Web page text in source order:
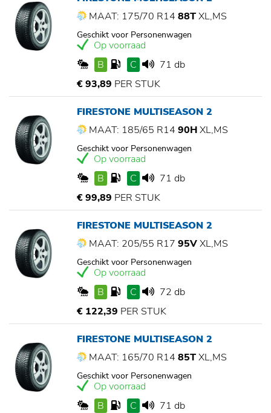
MAAT: 175/70 R14 88TXL,MS
Geschikt voor Personenwagen
Op voorraad
B
C
71 db
€ 93,89 PER STUK
FIRESTONE MULTISEASON 2
MAAT: 185/65 R14 90HXL,MS
Geschikt voor Personenwagen
Op voorraad
B
C
71 db
€ 99,89 PER STUK
FIRESTONE MULTISEASON 2
MAAT: 205/55 R17 95VXL,MS
Geschikt voor Personenwagen
Op voorraad
B
C
72 db
€ 122,39 PER STUK
FIRESTONE MULTISEASON 2
MAAT: 165/70 R14 85TXL,MS
Geschikt voor Personenwagen
Op voorraad
B
C
71 db